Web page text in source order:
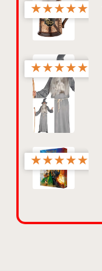
★★★★★
★★★★★
★★★★★